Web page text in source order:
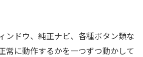
ンドウ、純正ナビ、各種ボタン類な
常に動作するかを一つずつ動かして